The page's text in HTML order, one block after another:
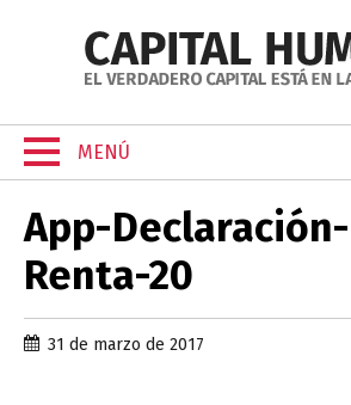
MENÚ
App-
Renta-20
31 de marzo de 2017